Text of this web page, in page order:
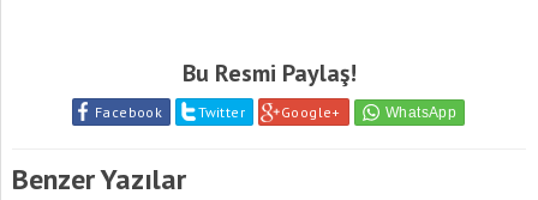
Bu Resmi Paylaş!
Facebook Twitter Google+
Benzer Yazılar